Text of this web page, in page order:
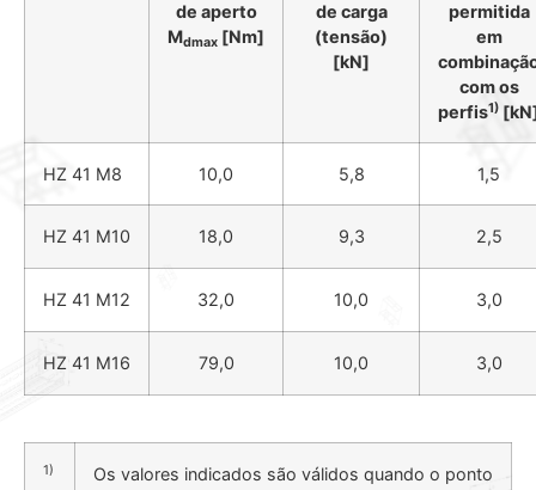
de aperto
Mdmax [Nm]
de carga
(tensão)
[kN]
permitida
em
com os
perfis1)
HZ 41 M8 10,0 5,8 1,5
HZ 41 M10 18,0 9,3 2,5
HZ 41 M12 32,0 10,0 3,0
HZ 41 M16 79,0 10,0 3,0
1)
Os valores indicados são válidos quando o ponto